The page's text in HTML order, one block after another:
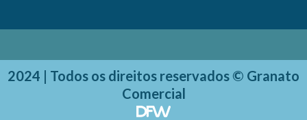
2024 | Todos os direitos reservados © Granato
Comercial